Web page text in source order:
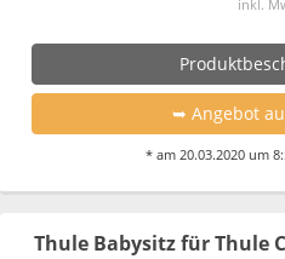
inkl.
➥ Angebot
* am 20.03.2020 um
Thule Babysitz für Thule